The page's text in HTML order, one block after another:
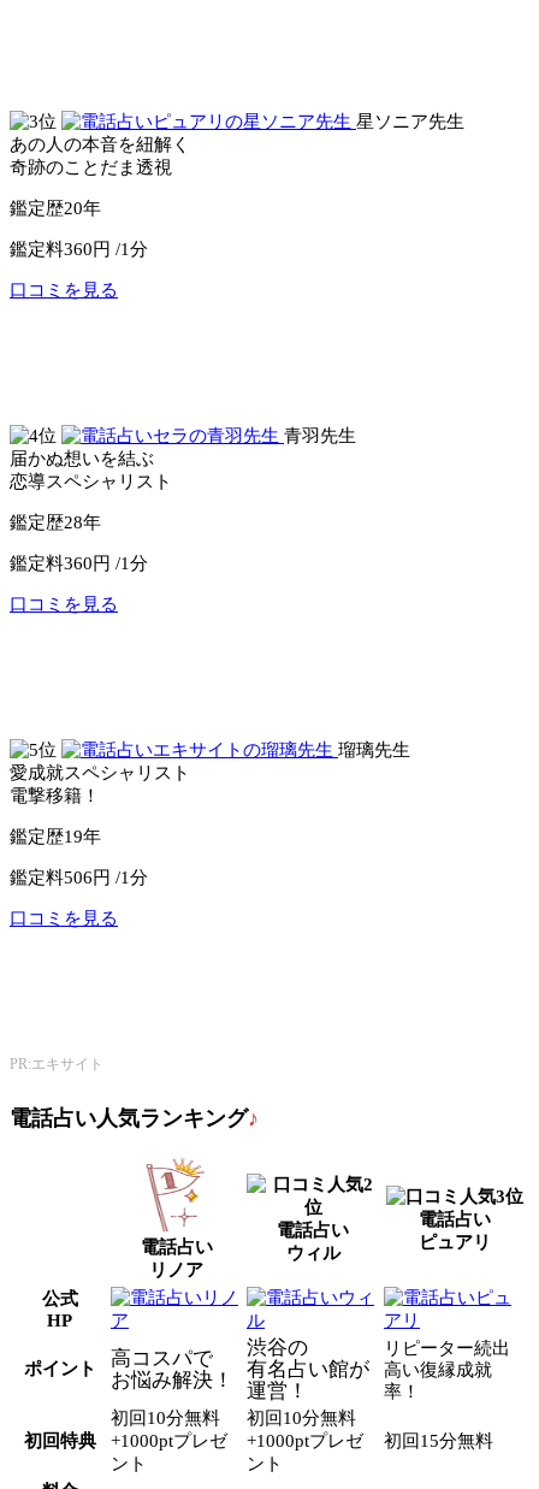
星ソニア先生
あの人の本音を紐解く
奇跡のことだま透視
鑑定歴20年
鑑定料360円 /1分
口コミを見る
青羽先生
届かぬ想いを結ぶ
恋導スペシャリスト
鑑定歴28年
鑑定料360円 /1分
口コミを見る
瑠璃先生
愛成就スペシャリスト
電撃移籍！
鑑定歴19年
鑑定料506円 /1分
口コミを見る
PR:エキサイト
電話占い人気ランキング♪
電話占い
リノア
電話占い
ウィル
電話占い
ピュアリ
公式
HP
ポイント
高コスパで
お悩み解決！
渋谷の
有名占い館が
運営！
リピーター続出
高い復縁成就
率！
初回特典
初回10分無料
+1000ptプレゼ
ント
初回10分無料
+1000ptプレゼ
ント
初回15分無料